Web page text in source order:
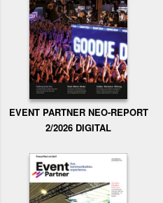
EVENT PARTNER NEO-REPORT
2/2026 DIGITAL